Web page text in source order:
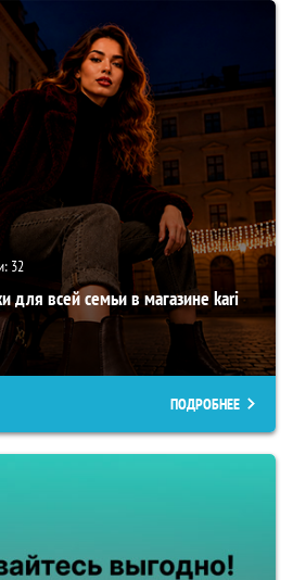
32
для всей семьи в магазине kari
ПОДРОБНЕЕ